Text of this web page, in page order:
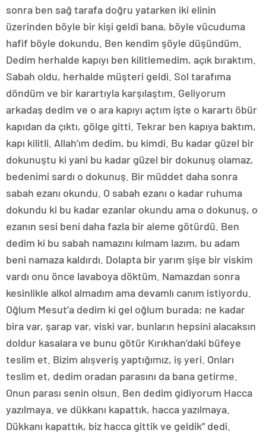
sonra ben sağ tarafa doğru yatarken iki elinin
üzerinden böyle bir kişi geldi bana, böyle vücuduma
hafif böyle dokundu. Ben kendim şöyle düşündüm.
Dedim herhalde kapıyı ben kilitlemedim, açık bıraktım.
Sabah oldu, herhalde müşteri geldi. Sol tarafıma
döndüm ve bir karartıyla karşılaştım. Geliyorum
arkadaş dedim ve o ara kapıyı açtım işte o karartı öbür
kapıdan da çıktı, gölge gitti. Tekrar ben kapıya baktım,
kapı kilitli. Allah’ım dedim, bu kimdi. Bu kadar güzel bir
dokunuştu ki yani bu kadar güzel bir dokunuş olamaz,
bedenimi sardı o dokunuş. Bir müddet daha sonra
sabah ezanı okundu. O sabah ezanı o kadar ruhuma
dokundu ki bu kadar ezanlar okundu ama o dokunuş, o
ezanın sesi beni daha fazla bir aleme götürdü. Ben
dedim ki bu sabah namazını kılmam lazım, bu adam
beni namaza kaldırdı. Dolapta bir yarım şişe bir viskim
vardı onu önce lavaboya döktüm. Namazdan sonra
kesinlikle alkol almadım ama devamlı canım istiyordu.
Oğlum Mesut’a dedim ki gel oğlum burada; ne kadar
bira var, şarap var, viski var, bunların hepsini alacaksın
doldur kasalara ve bunu götür Kırıkhan’daki büfeye
teslim et. Bizim alışveriş yaptığımız, iş yeri. Onları
teslim et, dedim oradan parasını da bana getirme.
Onun parası senin olsun. Ben dedim gidiyorum Hacca
yazılmaya. ve dükkanı kapattık, hacca yazılmaya.
Dükkanı kapattık, biz hacca gittik ve geldik” dedi.